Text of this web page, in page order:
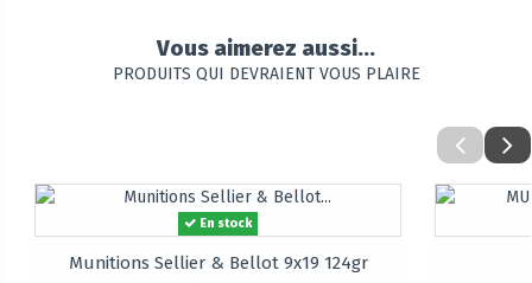
Vous aimerez aussi...
PRODUITS QUI DEVRAIENT VOUS PLAIRE
En stock
Munitions Sellier & Bellot 9x19 124gr